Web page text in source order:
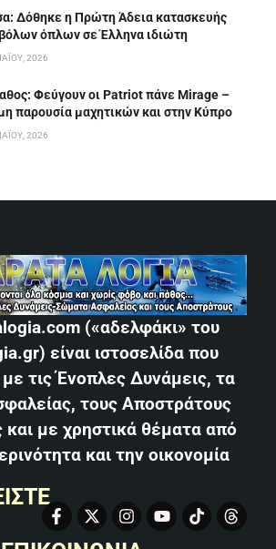
Δόθηκε η Πρώτη Άδεια κατασκευής
όπλων σε Έλληνα ιδιώτη
2026
Φεύγουν οι Patriot πάνε Mirage –
παρουσία μαχητικών και στην Κύπρο
2026
(«αδελφάκι» του
είναι ιστοσελίδα που
με τις Ένοπλες Δυνάμεις, τα
τους Αποστράτους
με χρηστικά θέματα από
και την οικονομία